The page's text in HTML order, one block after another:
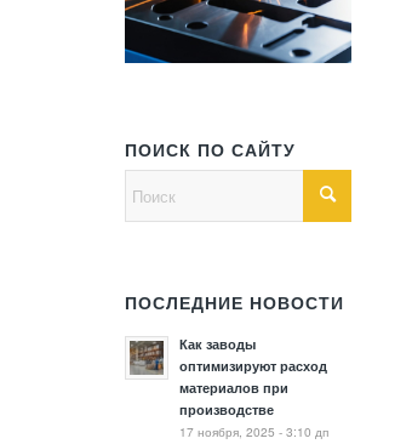
ПОИСК ПО САЙТУ
ПОСЛЕДНИЕ НОВОСТИ
Как заводы
оптимизируют расход
материалов при
производстве
17 ноября, 2025 - 3:10 дп